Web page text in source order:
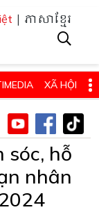
| ភាសាខ្មែរ
XÃ HỘI
NGHỆ
VÀ ĐỜI SỐNG
CẦN BIẾT
sóc, hỗ
nhân